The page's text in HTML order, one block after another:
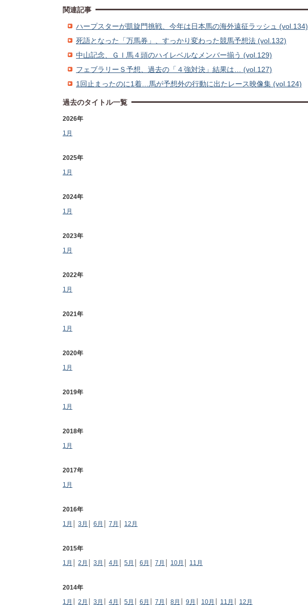
関連記事
ハープスターが凱旋門挑戦、今年は日本馬の海外遠征ラッシュ (vol.134)
死語となった「万馬券」、すっかり変わった競馬予想法 (vol.132)
中山記念、ＧＩ馬４頭のハイレベルなメンバー揃う (vol.129)
フェブラリーＳ予想、過去の「４強対決」結果は… (vol.127)
1回止まったのに1着…馬が予想外の行動に出たレース映像集 (vol.124)
過去のタイトル一覧
2026年
1月
2025年
1月
2024年
1月
2023年
1月
2022年
1月
2021年
1月
2020年
1月
2019年
1月
2018年
1月
2017年
1月
2016年
1月
3月 6月 7月 12月
2015年
1月
2月 3月 4月 5月 6月 7月 10月 11月
2014年
1月
2月 3月 4月 5月 6月 7月 8月 9月 10月 11月 12月